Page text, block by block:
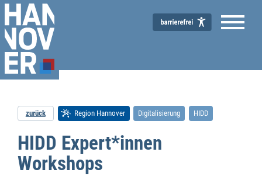
zurück Region Hannover Digitalisierung HIDD
HIDD Expert*innen
Workshops